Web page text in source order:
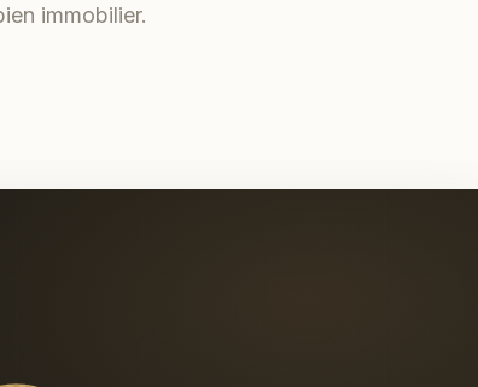
immobilier.